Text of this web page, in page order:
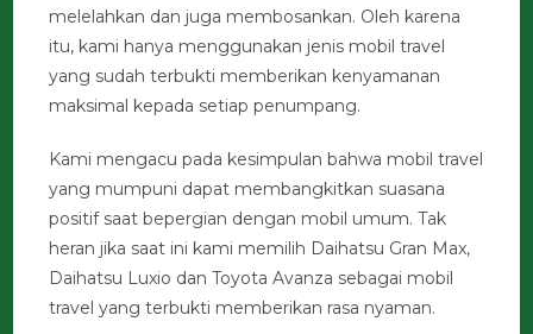
melelahkan dan juga membosankan. Oleh karena
itu, kami hanya menggunakan jenis mobil travel
yang sudah terbukti memberikan kenyamanan
maksimal kepada setiap penumpang.
Kami mengacu pada kesimpulan bahwa mobil travel
yang mumpuni dapat membangkitkan suasana
positif saat bepergian dengan mobil umum. Tak
heran jika saat ini kami memilih Daihatsu Gran Max,
Daihatsu Luxio dan Toyota Avanza sebagai mobil
travel yang terbukti memberikan rasa nyaman.